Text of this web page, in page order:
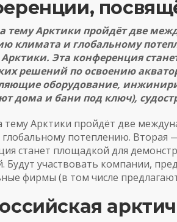
тему Арктики пройдёт две
климата и глобальному
Арктики. Эта конференция
решений по освоению
оборудование,
дома и бани под ключ),
тему Арктики пройдёт две
потеплению. Вторая
станет площадкой для
Будут участвовать компании,
фирмы (в том числе